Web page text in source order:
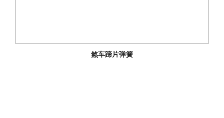
煞车蹄片弹簧